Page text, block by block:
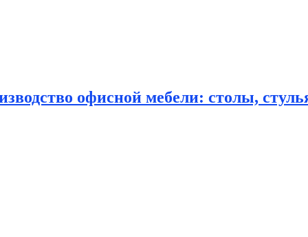
офисной мебели: столы,